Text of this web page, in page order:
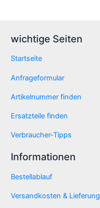
wichtige Seiten
Startseite
Anfrageformular
Artikelnummer finden
Ersatzteile finden
Verbraucher-Tipps
Informationen
Bestellablauf
Versandkosten & Lieferung